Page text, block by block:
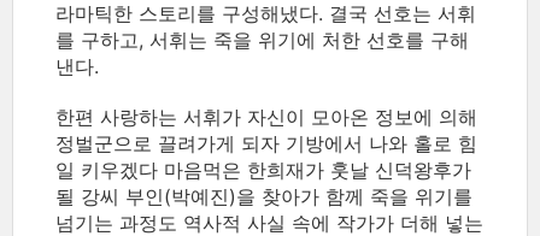
라마틱한 스토리를 구성해냈다. 결국 선호는 서휘
를 구하고, 서휘는 죽을 위기에 처한 선호를 구해
낸다.
한편 사랑하는 서휘가 자신이 모아온 정보에 의해
정벌군으로 끌려가게 되자 기방에서 나와 홀로 힘
일 키우겠다 마음먹은 한희재가 훗날 신덕왕후가
될 강씨 부인(박예진)을 찾아가 함께 죽을 위기를
넘기는 과정도 역사적 사실 속에 작가가 더해 넣는